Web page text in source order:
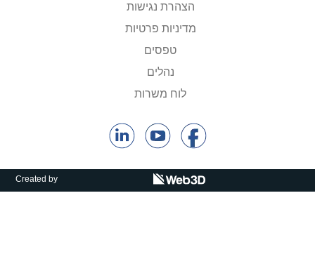
הצהרת נגישות
מדיניות פרטיות
טפסים
נהלים
לוח משרות
Created by